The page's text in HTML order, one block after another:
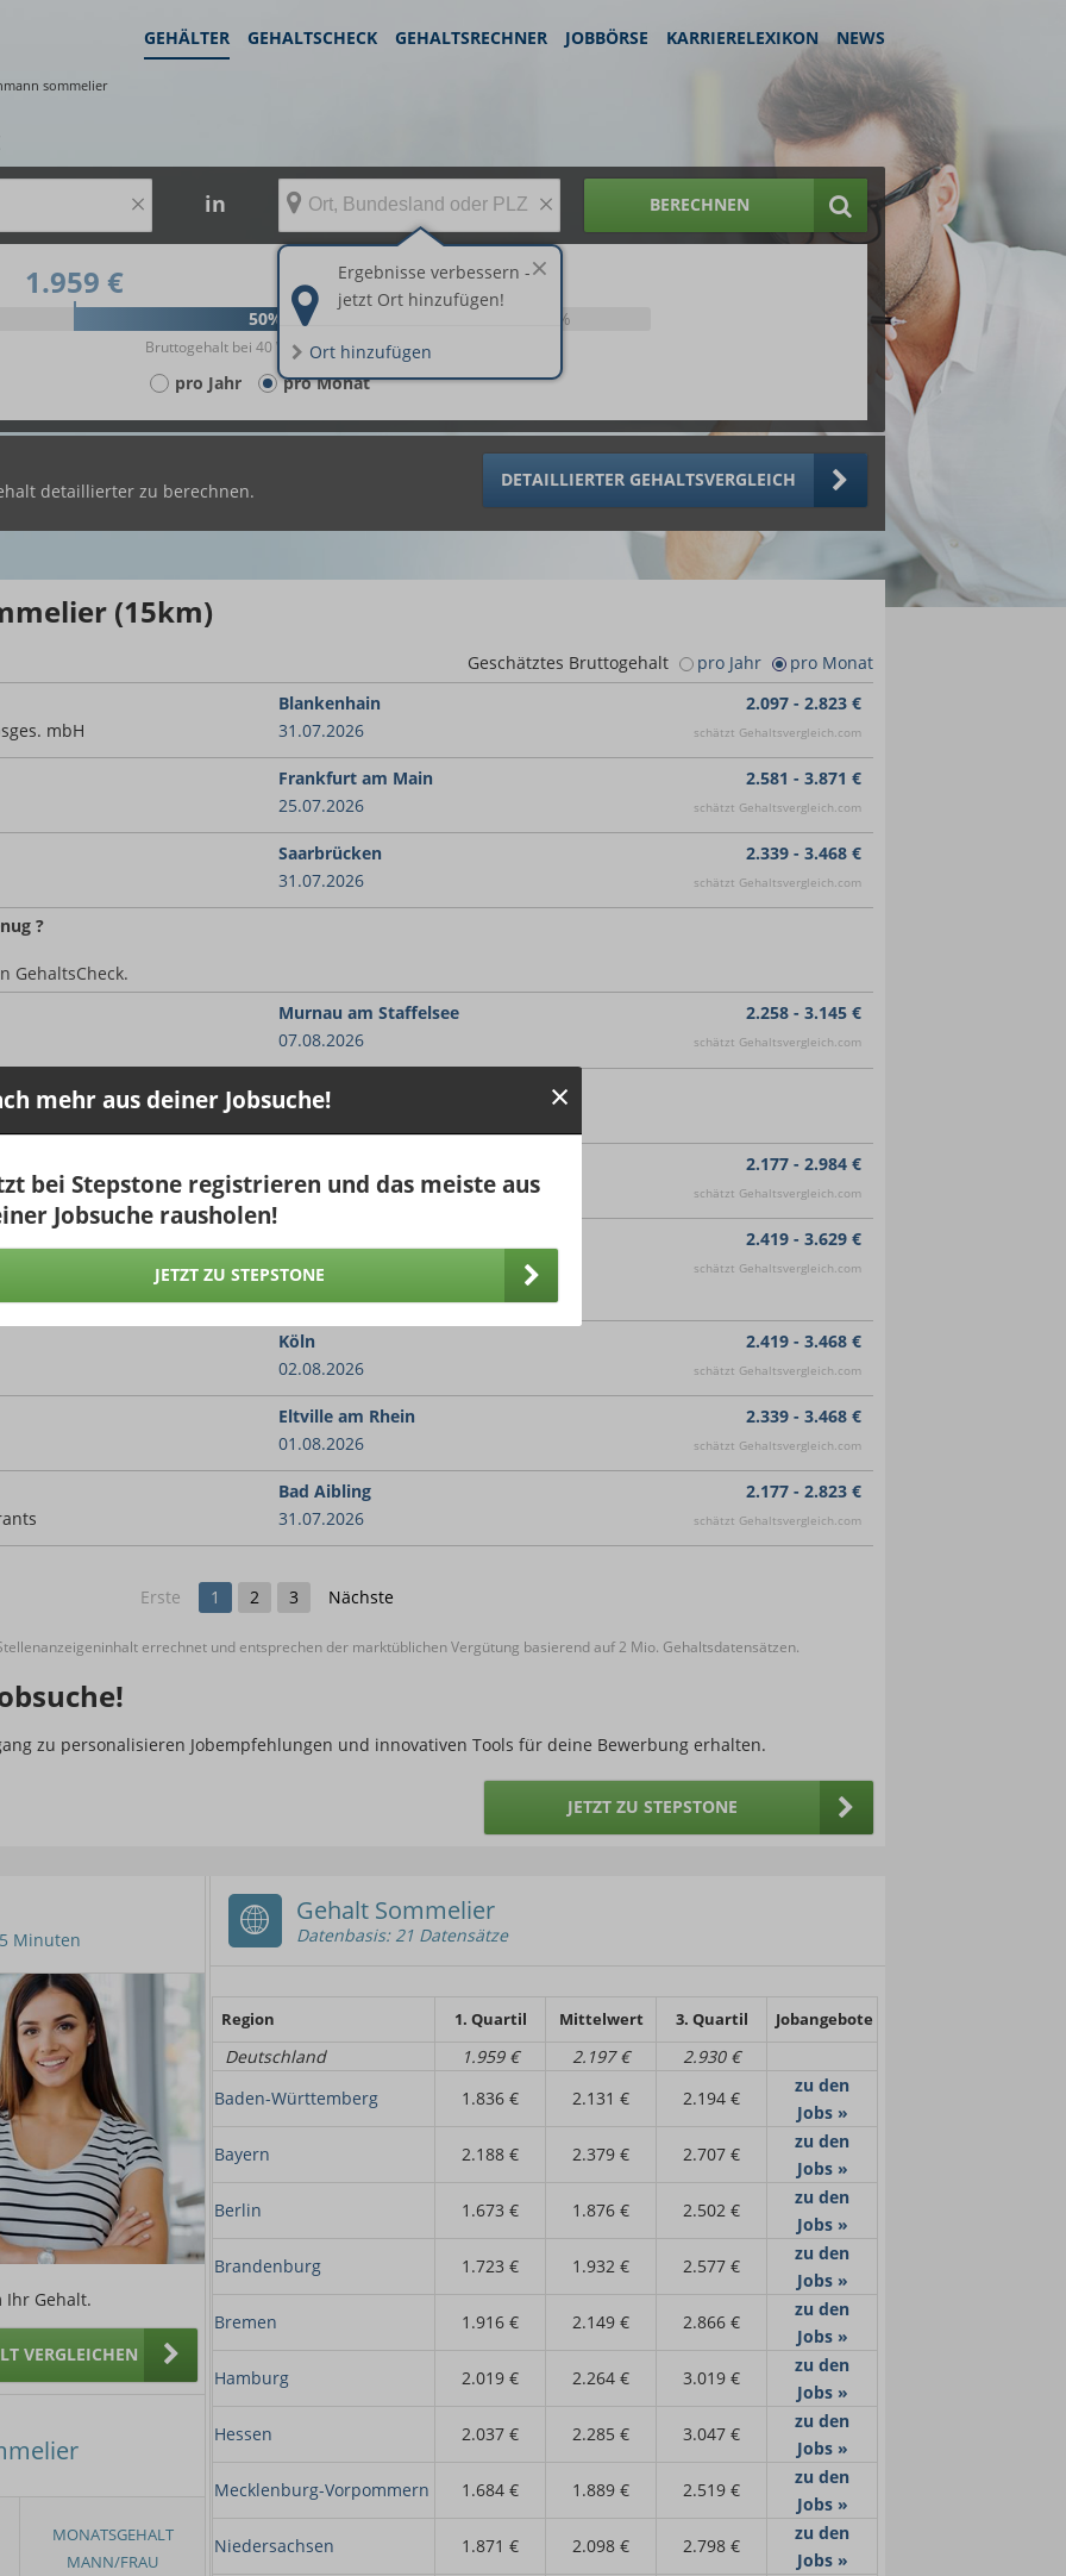
GEHÄLTER GEHALTSCHECK GEHALTSRECHNER JOBBÖRSE KARRIERELEXIKON NEWS
sommelier
× in
Ergebnisse verbessern -
jetzt Ort hinzufügen!
Ort hinzufügen
× BERECHNEN
1.959 € 2.930 €
50% 25%
Bruttogehalt bei 40 Wochenstunden.
pro Jahr pro Monat
detaillierter zu berechnen.
DETAILLIERTER GEHALTSVERGLEICH
(15km)
Geschätztes Bruttogehalt pro Jahr
pro Monat
mbH
Blankenhain
31.07.2026
2.097 - 2.823 €
schätzt Gehaltsvergleich.com
Frankfurt am Main
25.07.2026
2.581 - 3.871 €
schätzt Gehaltsvergleich.com
Saarbrücken
31.07.2026
2.339 - 3.468 €
schätzt Gehaltsvergleich.com
?
GehaltsCheck.
Murnau am Staffelsee
07.08.2026
2.258 - 3.145 €
schätzt Gehaltsvergleich.com
Heiligendamm
04.08.2026
01.08.2026
2.177 - 2.984 €
schätzt Gehaltsvergleich.com
(m/w/d) mit Option
25.07.2026
2.419 - 3.629 €
schätzt Gehaltsvergleich.com
Köln
02.08.2026
2.419 - 3.468 €
schätzt Gehaltsvergleich.com
Eltville am Rhein
01.08.2026
2.339 - 3.468 €
schätzt Gehaltsvergleich.com
Bad Aibling
31.07.2026
2.177 - 2.823 €
schätzt Gehaltsvergleich.com
Erste 1 2 3 Nächste
errechnet und entsprechen der marktüblichen Vergütung basierend auf 2 Mio. Gehaltsdatensätzen.
zu personalisieren Jobempfehlungen und innovativen Tools für deine Bewerbung erhalten.
JETZT ZU STEPSTONE
mehr aus deiner Jobsuche!
bei Stepstone registrieren und das meiste aus
Jobsuche rausholen!
JETZT ZU STEPSTONE
Gehalt Sommelier
Datenbasis: 21 Datensätze
Region 1. Quartil Mittelwert 3. Quartil Jobangebote
Deutschland 1.959 € 2.197 €
2.930 €
Baden-Württemberg
1.836 € 2.131 € 2.194 €
zu den
Jobs »
Bayern
2.188 € 2.379 € 2.707 €
zu den
Jobs »
Berlin
1.673 € 1.876 € 2.502 €
zu den
Jobs »
Brandenburg
1.723 € 1.932 € 2.577 €
zu den
Jobs »
Bremen
1.916 € 2.149 € 2.866 €
zu den
Jobs »
Hamburg
2.019 € 2.264 € 3.019 €
zu den
Jobs »
Hessen
2.037 € 2.285 € 3.047 €
zu den
Jobs »
Mecklenburg-Vorpommern
1.684 € 1.889 € 2.519 €
zu den
Jobs »
Niedersachsen
1.871 € 2.098 € 2.798 €
zu den
Jobs »
Minuten
Ihr Gehalt.
VERGLEICHEN